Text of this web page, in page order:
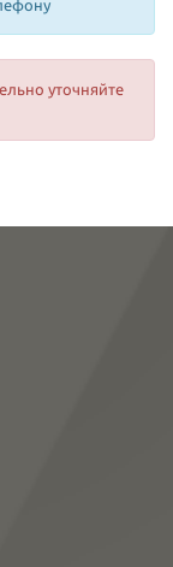
уточняйте